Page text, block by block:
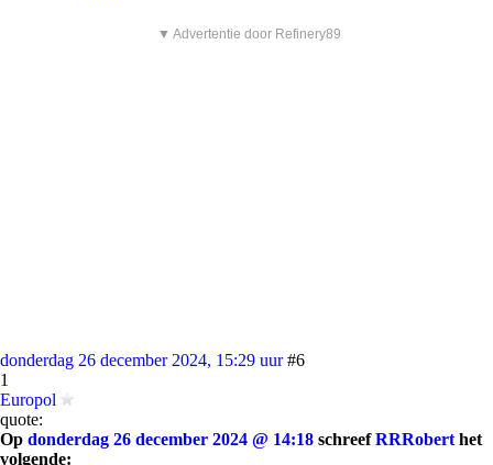
▼ Advertentie door Refinery89
donderdag 26 december 2024, 15:29 uur #6
1
Europol
quote:
Op donderdag 26 december 2024 @ 14:18 schreefRRRobert het
volgende: